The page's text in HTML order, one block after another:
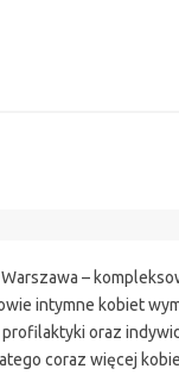
–
intymne kobiet
oraz
coraz więcej